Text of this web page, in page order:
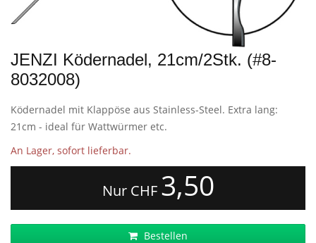
JENZI Ködernadel, 21cm/2Stk. (#8-
8032008)
Ködernadel mit Klappöse aus Stainless-Steel. Extra lang:
21cm - ideal für Wattwürmer etc.
An Lager, sofort lieferbar.
Nur CHF 3,50
Bestellen